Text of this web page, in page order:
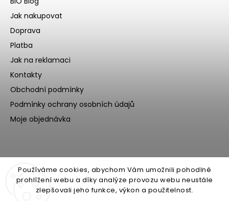
Používáme cookies, abychom Vám umožnili pohodlné
prohlížení webu a díky analýze provozu webu neustále
zlepšovali jeho funkce, výkon a použitelnost.
Jak nakupovat
Doprava
Platba
Jak na reklamaci
Kontakty
Obchodní podmínky
Podmínky ochrany osobních údajů
Moje objednávka